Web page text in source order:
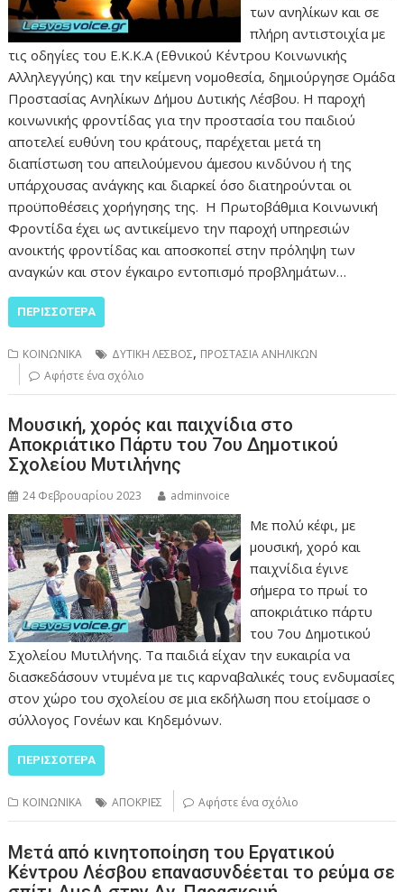
των ανηλίκων και σε
πλήρη αντιστοιχία με
τις οδηγίες του Ε.Κ.Κ.Α (Εθνικού Κέντρου Κοινωνικής
Αλληλεγγύης) και την κείμενη νομοθεσία, δημιούργησε Ομάδα
Προστασίας Ανηλίκων Δήμου Δυτικής Λέσβου. Η παροχή
κοινωνικής φροντίδας για την προστασία του παιδιού
αποτελεί ευθύνη του κράτους, παρέχεται μετά τη
διαπίστωση του απειλούμενου άμεσου κινδύνου ή της
υπάρχουσας ανάγκης και διαρκεί όσο διατηρούνται οι
προϋποθέσεις χορήγησης της. Η Πρωτοβάθμια Κοινωνική
Φροντίδα έχει ως αντικείμενο την παροχή υπηρεσιών
ανοικτής φροντίδας και αποσκοπεί στην πρόληψη των
αναγκών και στον έγκαιρο εντοπισμό προβλημάτων…
ΠΕΡΙΣΣΌΤΕΡΑ
ΚΟΙΝΩΝΙΚΑ ΔΥΤΙΚΗ ΛΕΣΒΟΣ, ΠΡΟΣΤΑΣΙΑ ΑΝΗΛΙΚΩΝ
Αφήστε ένα σχόλιο
Μουσική, χορός και παιχνίδια στο
Αποκριάτικο Πάρτυ του 7ου Δημοτικού
Σχολείου Μυτιλήνης
24 Φεβρουαρίου 2023 adminvoice
Με πολύ κέφι, με
μουσική, χορό και
παιχνίδια έγινε
σήμερα το πρωί το
αποκριάτικο πάρτυ
του 7ου Δημοτικού
Σχολείου Μυτιλήνης. Τα παιδιά είχαν την ευκαιρία να
διασκεδάσουν ντυμένα με τις καρναβαλικές τους ενδυμασίες
στον χώρο του σχολείου σε μια εκδήλωση που ετοίμασε ο
σύλλογος Γονέων και Κηδεμόνων.
ΠΕΡΙΣΣΌΤΕΡΑ
ΚΟΙΝΩΝΙΚΑ ΑΠΟΚΡΙΕΣ Αφήστε ένα σχόλιο
Μετά από κινητοποίηση του Εργατικού
Κέντρου Λέσβου επανασυνδέεται το ρεύμα σε